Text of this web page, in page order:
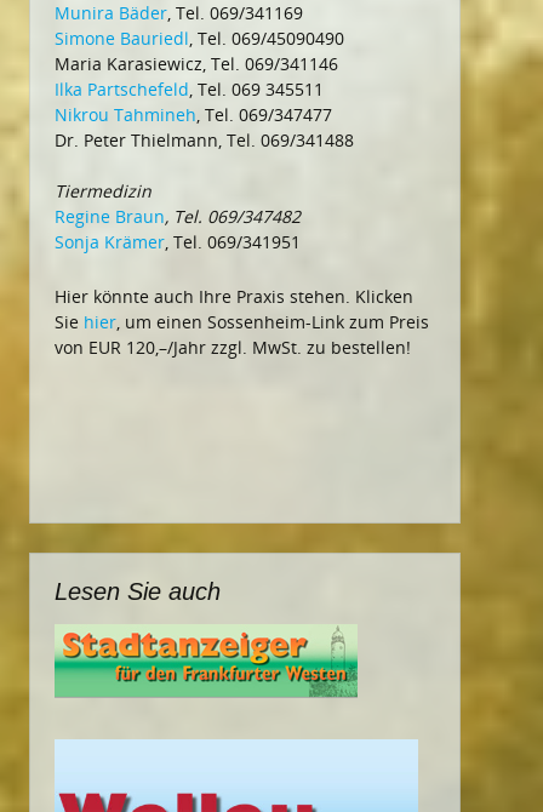
Munira Bäder, Tel. 069/341169
Simone Bauriedl, Tel. 069/45090490
Maria Karasiewicz, Tel. 069/341146
Ilka Partschefeld, Tel. 069 345511
Nikrou Tahmineh, Tel. 069/347477
Dr. Peter Thielmann, Tel. 069/341488
Tiermedizin
Regine Braun, Tel. 069/347482
Sonja Krämer, Tel. 069/341951
Hier könnte auch Ihre Praxis stehen. Klicken
Sie hier, um einen Sossenheim-Link zum Preis
von EUR 120,–/Jahr zzgl. MwSt. zu bestellen!
Lesen Sie auch